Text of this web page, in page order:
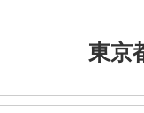
東京